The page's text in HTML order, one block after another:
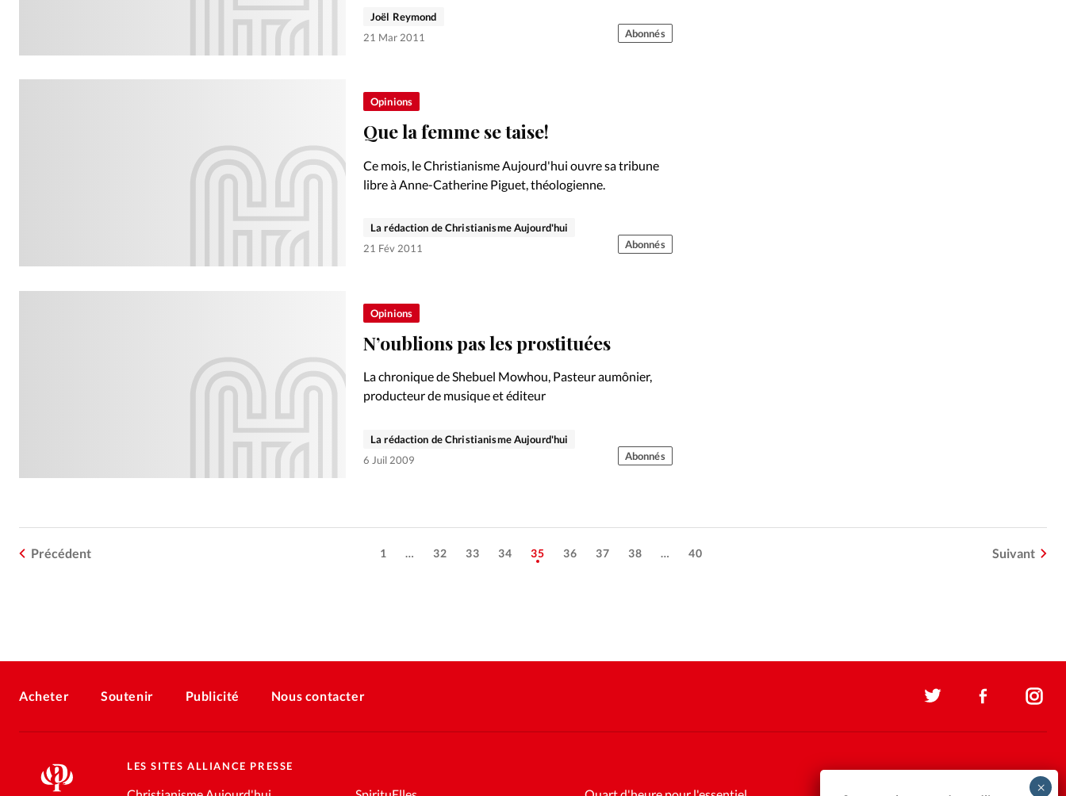
Joël Reymond
21 Mar 2011
Abonnés
Opinions
Que la femme se taise!
Ce mois, le Christianisme Aujourd'hui ouvre sa tribune
libre à Anne-Catherine Piguet, théologienne.
La rédaction de Christianisme Aujourd'hui
21 Fév 2011
Abonnés
Opinions
N’oublions pas les prostituées
La chronique de Shebuel Mowhou, Pasteur aumônier,
producteur de musique et éditeur
La rédaction de Christianisme Aujourd'hui
6 Juil 2009
Abonnés
Précédent 1 … 32 33 34 35 36 37 38 … 40 Suivant
Acheter Soutenir Publicité Nous contacter
LES SITES ALLIANCE PRESSE